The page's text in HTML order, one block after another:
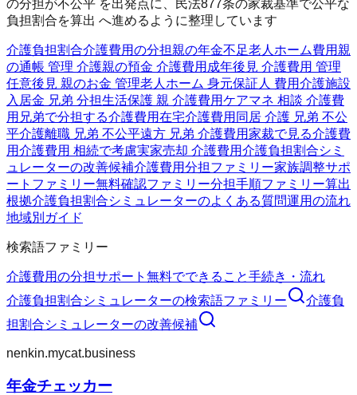
の分担が不公平 を出発点に、民法877条の家裁基準で公平な
負担割合を算出 へ進めるように整理しています
介護負担割合介護費用の分担親の年金不足老人ホーム費用 親
の通帳 管理 介護親の預金 介護費用 成年後見 介護費用 管理
任意後見 親のお金 管理老人ホーム 身元保証人 費用介護施設
入居金 兄弟 分担生活保護 親 介護費用ケアマネ 相談 介護費
用 兄弟で分担する介護費用在宅介護費用 同居 介護 兄弟 不公
平介護離職 兄弟 不公平遠方 兄弟 介護費用家裁で見る介護費
用介護費用 相続で考慮実家売却 介護費用介護負担割合シミ
ュレーターの改善候補介護費用分担ファミリー家族調整サポ
ートファミリー無料確認ファミリー分担手順ファミリー算出
根拠介護負担割合シミュレーターのよくある質問運用の流れ
地域別ガイド
検索語ファミリー
介護費用の分担サポート 無料でできること手続き・流れ
介護負担割合シミュレーターの検索語ファミリー
介護負
担割合シミュレーターの改善候補
nenkin.mycat.business
年金チェッカー